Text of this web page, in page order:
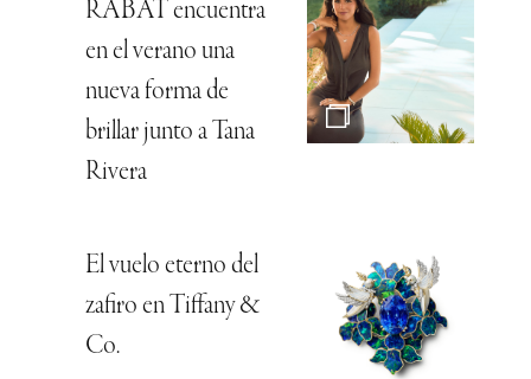
RABAT encuentra
en el verano una
nueva forma de
brillar junto a Tana
Rivera
El vuelo eterno del
zafiro en Tiffany &
Co.